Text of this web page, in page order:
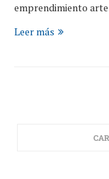
emprendimiento
Leer más